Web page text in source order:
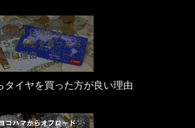
タイヤを買った方が良い理由